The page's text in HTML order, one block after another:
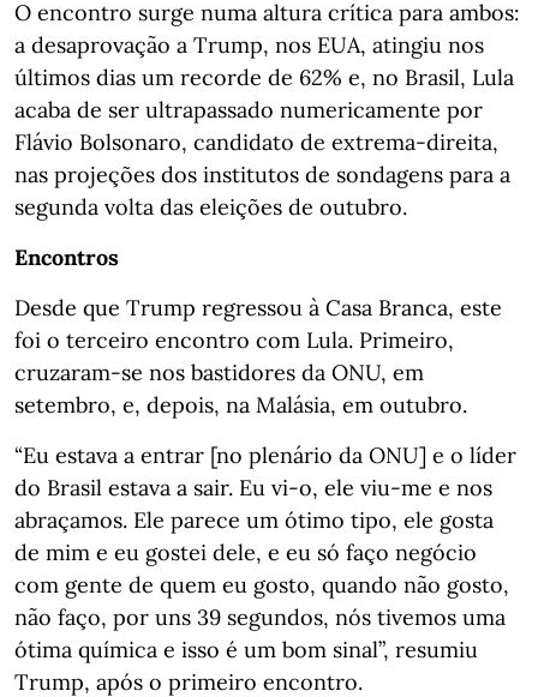
O encontro surge numa altura crítica para ambos:
a desaprovação a Trump, nos EUA, atingiu nos
últimos dias um recorde de 62% e, no Brasil, Lula
acaba de ser ultrapassado numericamente por
Flávio Bolsonaro, candidato de extrema-direita,
nas projeções dos institutos de sondagens para a
segunda volta das eleições de outubro.
Encontros
Desde que Trump regressou à Casa Branca, este
foi o terceiro encontro com Lula. Primeiro,
cruzaram-se nos bastidores da ONU, em
setembro, e, depois, na Malásia, em outubro.
“Eu estava a entrar [no plenário da ONU] e o líder
do Brasil estava a sair. Eu vi-o, ele viu-me e nos
abraçamos. Ele parece um ótimo tipo, ele gosta
de mim e eu gostei dele, e eu só faço negócio
com gente de quem eu gosto, quando não gosto,
não faço, por uns 39 segundos, nós tivemos uma
ótima química e isso é um bom sinal”, resumiu
Trump, após o primeiro encontro.